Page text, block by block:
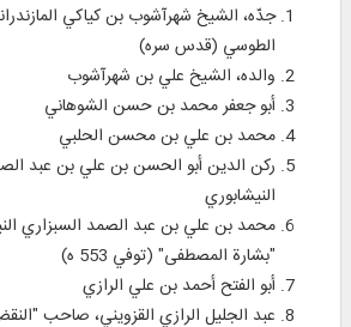
جدّه، الشيخ شهرآشوب بن كياكي
الطوسي (قدس سره)
والده، الشيخ علي بن شهرآشوب
أبو جعفر محمد بن حسن الشوهاني
محمد بن علي بن محسن الحلبي
ركن الدين أبو الحسن بن علي بن عبد
النيشابوري
محمد بن علي بن عبد الصمد السبزاري
"بشارة المصطفى" (توفي 553 ه)
أبو الفتح أحمد بن علي الرازي
عبد الجليل الرازي القزويني، صاحب "النقض"